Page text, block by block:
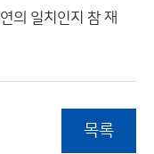
의 일치인지 참 재
목록